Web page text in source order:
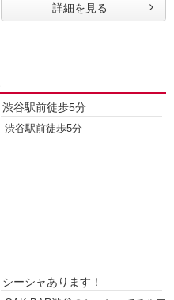
詳細を見る
渋谷駅前徒歩5分
渋谷駅前徒歩5分
シーシャあります！